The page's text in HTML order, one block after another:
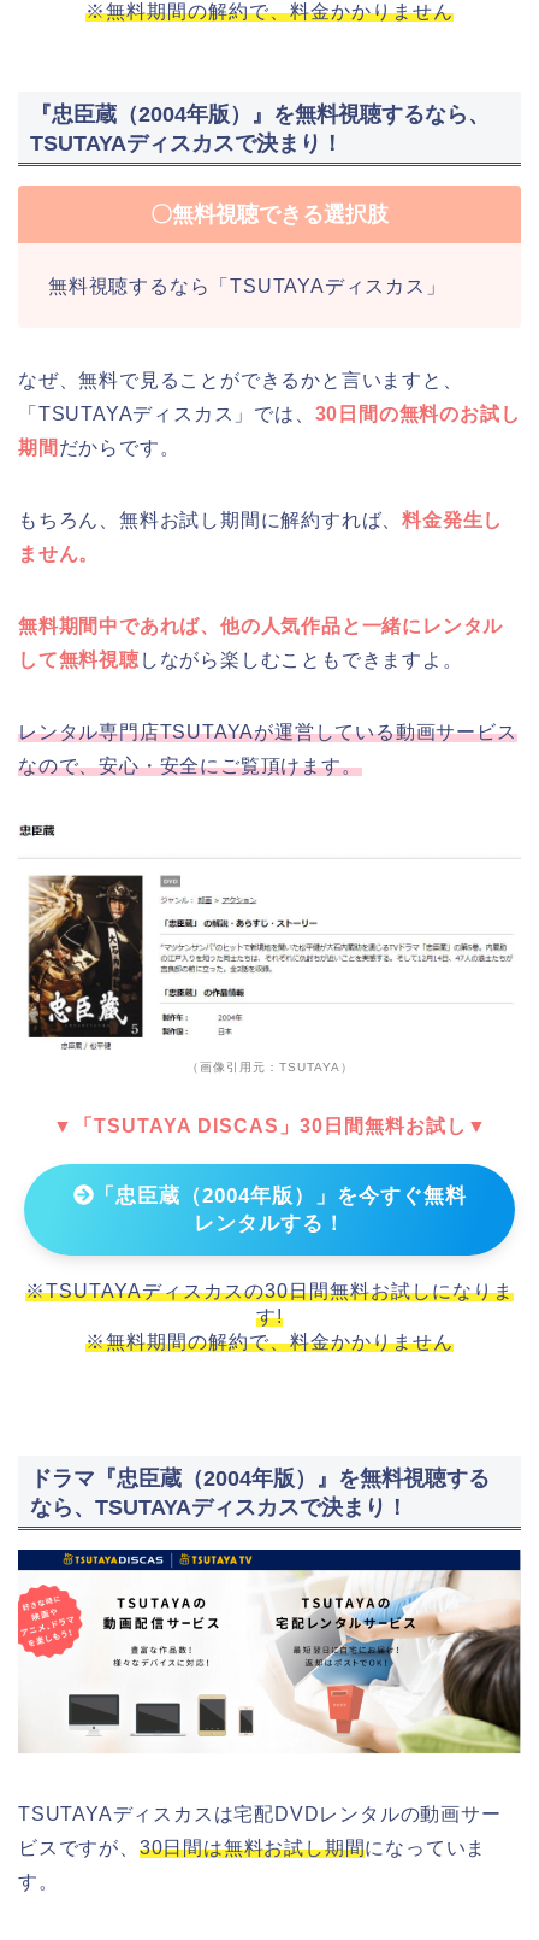
※無料期間の解約で、料金かかりません
『忠臣蔵（2004年版）』を無料視聴するなら、
TSUTAYAディスカスで決まり！
〇無料視聴できる選択肢
無料視聴するなら「TSUTAYAディスカス」
なぜ、無料で見ることができるかと言いますと、
「TSUTAYAディスカス」では、 30日間の無料のお試し
期間 だからです。
もちろん、無料お試し期間に解約すれば、料金発生し
ません。
無料期間中であれば、他の人気作品と一緒にレンタル
して無料視聴 しながら楽しむこともできますよ。
レンタル専門店TSUTAYAが運営している動画サービス
なので、安心・安全にご覧頂けます。
（画像引用元：TSUTAYA）
▼「TSUTAYA DISCAS」30日間無料お試し▼
「忠臣蔵（2004年版）」を今すぐ無料
レンタルする！
※TSUTAYAディスカスの30日間無料お試しになりま
す!
※無料期間の解約で、料金かかりません
ドラマ『忠臣蔵（2004年版）』を無料視聴する
なら、TSUTAYAディスカスで決まり！
TSUTAYAディスカスは宅配DVDレンタルの動画サー
ビスですが、 30日間は無料お試し期間になっていま
す。